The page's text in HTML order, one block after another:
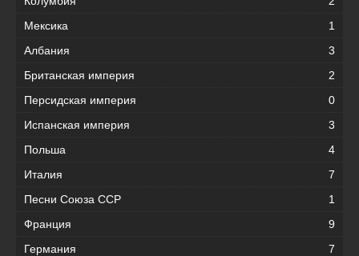
Мексика
1
Албания
3
Британская империя
2
Персидская империя
0
Испанская империя
3
Польша
4
Италия
7
Песни Союза ССР
1
Франция
9
Германия
7